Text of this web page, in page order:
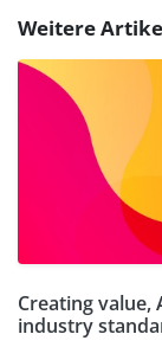
Weitere
Creating value,
industry